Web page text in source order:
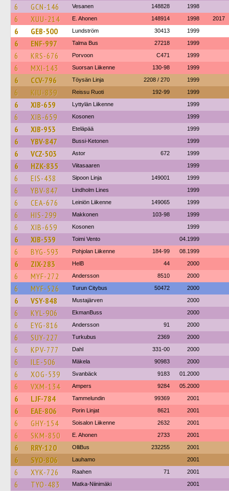
6 GCN-146 Vesanen 148828 1998
6 XUU-214 E. Ahonen 148914 1998 2017
6 GEB-500 Lundström 30413 1999
6 ENF-997 Talma Bus 27218 1999
6 KRS-676 Porvoon C471 1999
6 MXI-143 Suorsan Liikenne 130-98 1999
6 CCV-796 Töysän Linja 2208 / 270 1999
6 KIU-839 Reissu Ruoti 192-99 1999
6 XIB-659 Lyttylän Liikenne 1999
6 XIB-659 Kosonen 1999
6 XIB-953 Eteläpää 1999
6 YBV-847 Bussi-Ketonen 1999
6 VCZ-503 Astor 672 1999
6 HZK-835 Viitasaaren 1999
6 EIS-438 Sipoon Linja 149001 1999
6 YBV-847 Lindholm Lines 1999
6 CEA-676 Leiniön Liikenne 149065 1999
6 HIS-299 Makkonen 103-98 1999
6 XIB-659 Kosonen 1999
6 XIB-539 Toimi Vento 04.1999
6 BYG-593 Pohjolan Liikenne 184-99 08.1999
6 ZIX-283 HelB 44 2000
6 MYF-272 Andersson 8510 2000
6 MYF-526 Turun Citybus 50472 2000
6 VSY-848 Mustajärven 2000
6 KYL-906 EkmanBuss 2000
6 EYG-816 Andersson 91 2000
6 SUY-227 Turkubus 2369 2000
6 KPV-777 Dahl 331-00 2000
6 ILE-506 Mäkela 90983 2000
6 XOG-539 Svanbäck 9183 01.2000
6 VXM-134 Ampers 9284 05.2000
6 LJF-784 Tammelundin 99369 2001
6 EAE-806 Porin Linjat 8621 2001
6 GHY-154 Soisalon Liikenne 2632 2001
6 SKM-850 E. Ahonen 2733 2001
6 RRY-120 OlliBus 232255 2001
6 SYO-806 Lauhamo 2001
6 XYK-726 Raahen 71 2001
6 TYO-483 Matka-Niinimäki 2001